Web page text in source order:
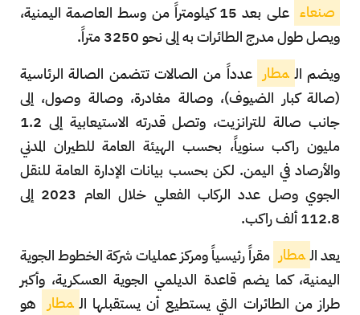
صنعاء
على بعد 15 كيلومتراً من وسط العاصمة اليمنية،
ويصل طول مدرج الطائرات به إلى نحو 3250 متراً.
ويضم ال مطار عدداً من الصالات تتضمن الصالة الرئاسية
(صالة كبار الضيوف)، وصالة مغادرة، وصالة وصول، إلى
جانب صالة للترانزيت، وتصل قدرته الاستيعابية إلى 1.2
مليون راكب سنوياً، بحسب الهيئة العامة للطيران المدني
والأرصاد في اليمن. لكن بحسب بيانات الإدارة العامة للنقل
الجوي وصل عدد الركاب الفعلي خلال العام 2023 إلى
112.8 ألف راكب.
يعد ال مطار مقراً رئيسياً ومركز عمليات شركة الخطوط الجوية
اليمنية، كما يضم قاعدة الديلمي الجوية العسكرية، وأكبر
طراز من الطائرات التي يستطيع أن يستقبلها ال مطار هو